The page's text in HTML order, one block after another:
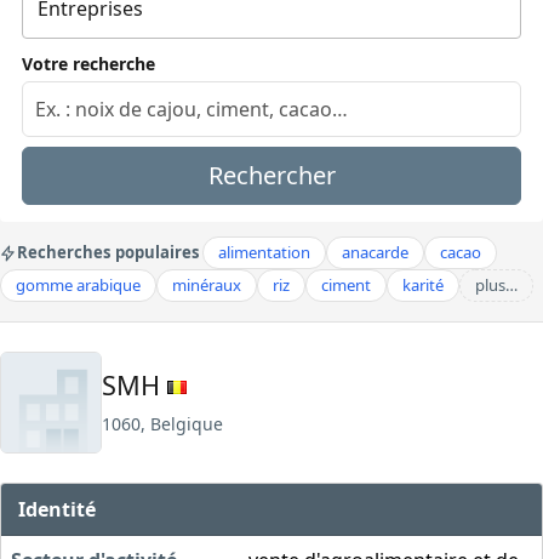
Votre recherche
Rechercher
Recherches populaires alimentation anacarde
cacao
gomme arabique
minéraux riz ciment karité plus…
SMH
1060, Belgique
Identité